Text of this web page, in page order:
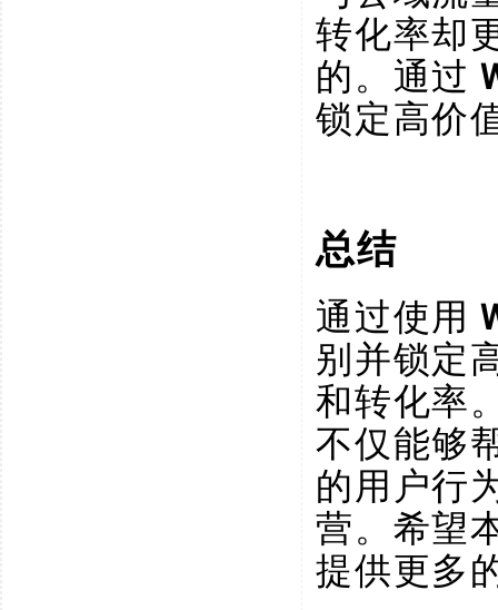
转化率却
的。通过
锁定高价
总结
通过使用
别并锁定
和转化率
不仅能够
的用户行
营。希望
提供更多